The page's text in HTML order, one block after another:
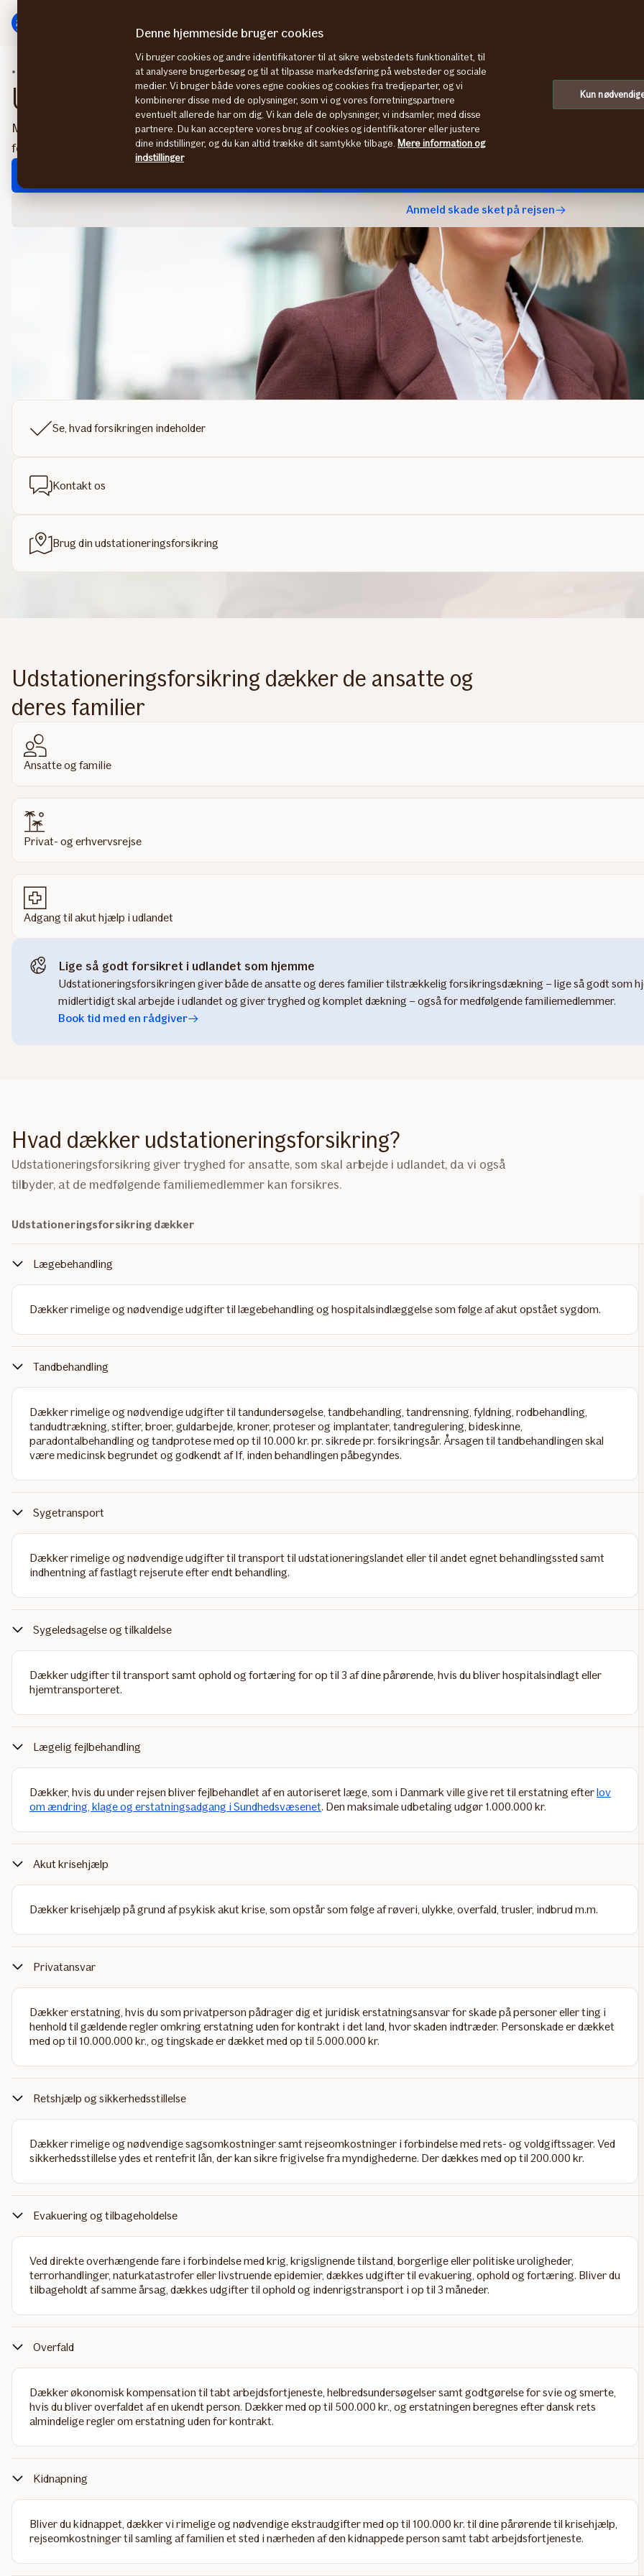
Udstationeringsforsikring
Udstationerings­forsikring
Med udstationeringsforsikring får både dine ansatte og deres familier ​​​​​​​​​​​​​​​​​​dækket deres
forsikringsbehov ude så godt som hjemme.
Anmeld skade sket på rejsen
Se, hvad forsikringen indeholder
Kontakt os
Brug din udstationeringsforsikring
Udstationeringsforsikring dækker de ansatte og
deres familier
Ansatte og familie
Privat- og erhvervsrejse
Adgang til akut hjælp i udlandet
Lige så godt forsikret i udlandet som hjemme
Udstationeringsforsikringen giver både de ansatte og deres familier tilstrækkelig forsikringsdækning – lige så godt som
midlertidigt skal arbejde i udlandet og giver tryghed og komplet dækning – også for medfølgende familiemedlemmer.
Book tid med en rådgiver
Hvad dækker udstationeringsforsikring?
Udstationeringsforsikring giver tryghed for ansatte, som skal arbejde i udlandet, da vi også
tilbyder, at de medfølgende familiemedlemmer kan forsikres.
Udstationeringsforsikring dækker
Lægebehandling
Dækker rimelige og nødvendige udgifter til lægebehandling og hospitalsindlæggelse som følge af akut opstået sygdom.
Tandbehandling
Dækker rimelige og nødvendige udgifter til tandundersøgelse, tandbehandling, tandrensning, fyldning, rodbehandling,
tandudtrækning, stifter, broer, guldarbejde, kroner, proteser og implantater, tandregulering, bideskinne,
paradontalbehandling og tandprotese med op til 10.000 kr. pr. sikrede pr. forsikringsår. Årsagen til tandbehandlingen skal
være medicinsk begrundet og godkendt af If, inden behandlingen påbegyndes.
Sygetransport
Dækker rimelige og nødvendige udgifter til transport til udstationeringslandet eller til andet egnet behandlingssted samt
indhentning af fastlagt rejserute efter endt behandling.
Sygeledsagelse og tilkaldelse
Dækker udgifter til transport samt ophold og fortæring for op til 3 af dine pårørende, hvis du bliver hospitalsindlagt eller
hjemtransporteret.
Lægelig fejlbehandling
Dækker, hvis du under rejsen bliver fejlbehandlet af en autoriseret læge, som i Danmark ville give ret til erstatning efterlov
om ændring, klage og erstatningsadgang i Sundhedsvæsenet. Den maksimale udbetaling udgør 1.000.000 kr.
Akut krisehjælp
Dækker krisehjælp på grund af psykisk akut krise, som opstår som følge af røveri, ulykke, overfald, trusler, indbrud m.m.
Privatansvar
Dækker erstatning, hvis du som privatperson pådrager dig et juridisk erstatningsansvar for skade på personer eller ting i
henhold til gældende regler omkring erstatning uden for kontrakt i det land, hvor skaden indtræder. Personskade er dækket
med op til 10.000.000 kr., og tingskade er dækket med op til 5.000.000 kr.
Retshjælp og sikkerhedsstillelse
Dækker rimelige og nødvendige sagsomkostninger samt rejseomkostninger i forbindelse med rets- og voldgiftssager. Ved
sikkerhedsstillelse ydes et rentefrit lån, der kan sikre frigivelse fra myndighederne. Der dækkes med op til 200.000 kr.
Evakuering og tilbageholdelse
Ved direkte overhængende fare i forbindelse med krig, krigslignende tilstand, borgerlige eller politiske uroligheder,
terrorhandlinger, naturkatastrofer eller livstruende epidemier, dækkes udgifter til evakuering, ophold og fortæring. Bliver du
tilbageholdt af samme årsag, dækkes udgifter til ophold og indenrigstransport i op til 3 måneder.
Overfald
Dækker økonomisk kompensation til tabt arbejdsfortjeneste, helbredsundersøgelser samt godtgørelse for svie og smerte,
hvis du bliver overfaldet af en ukendt person. Dækker med op til 500.000 kr., og erstatningen beregnes efter dansk rets
almindelige regler om erstatning uden for kontrakt.
Kidnapning
Bliver du kidnappet, dækker vi rimelige og nødvendige ekstraudgifter med op til 100.000 kr. til dine pårørende til krisehjælp,
rejseomkostninger til samling af familien et sted i nærheden af den kidnappede person samt tabt arbejdsfortjeneste.
Denne hjemmeside bruger cookies
Vi bruger cookies og andre identifikatorer til at sikre webstedets funktionalitet, til
at analysere brugerbesøg og til at tilpasse markedsføring på websteder og sociale
medier. Vi bruger både vores egne cookies og cookies fra tredjeparter, og vi
kombinerer disse med de oplysninger, som vi og vores forretningspartnere
eventuelt allerede har om dig. Vi kan dele de oplysninger, vi indsamler, med disse
partnere. Du kan acceptere vores brug af cookies og identifikatorer eller justere
dine indstillinger, og du kan altid trække dit samtykke tilbage. Mere information og
indstillinger
Kun